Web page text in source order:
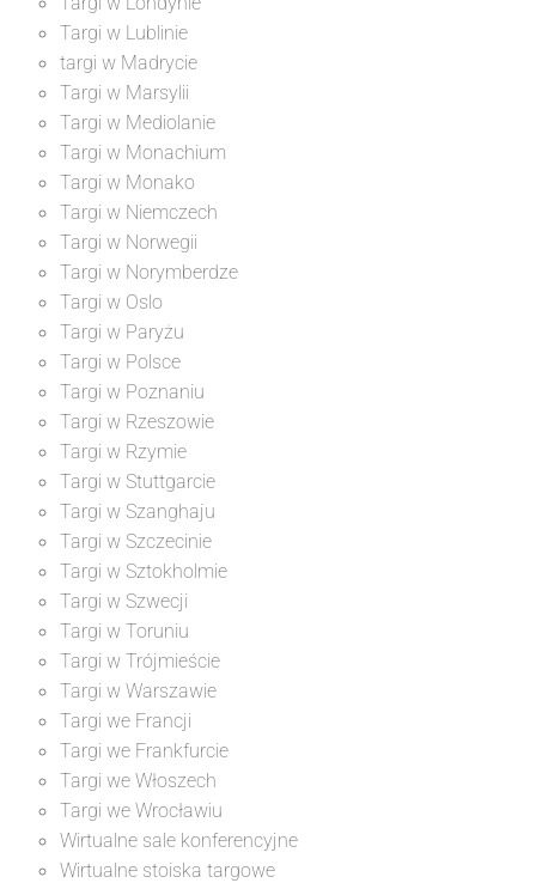
Targi w Lublinie
targi w Madrycie
Targi w Marsylii
Targi w Mediolanie
Targi w Monachium
Targi w Monako
Targi w Niemczech
Targi w Norwegii
Targi w Norymberdze
Targi w Oslo
Targi w Paryżu
Targi w Polsce
Targi w Poznaniu
Targi w Rzeszowie
Targi w Rzymie
Targi w Stuttgarcie
Targi w Szanghaju
Targi w Szczecinie
Targi w Sztokholmie
Targi w Szwecji
Targi w Toruniu
Targi w Trójmieście
Targi w Warszawie
Targi we Francji
Targi we Frankfurcie
Targi we Włoszech
Targi we Wrocławiu
Wirtualne sale konferencyjne
Wirtualne stoiska targowe